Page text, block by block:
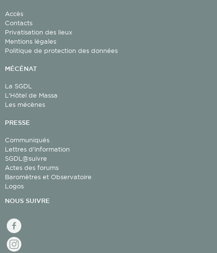
Accès
Contacts
Privatisation des lieux
Mentions légales
Politique de protection des données
MÉCÉNAT
La SGDL
L'Hôtel de Massa
Les mécènes
PRESSE
Communiqués
Lettres d'information
SGDL@suivre
Actes des forums
Baromètres et Observatoire
Logos
NOUS SUIVRE
facebook
Instagram